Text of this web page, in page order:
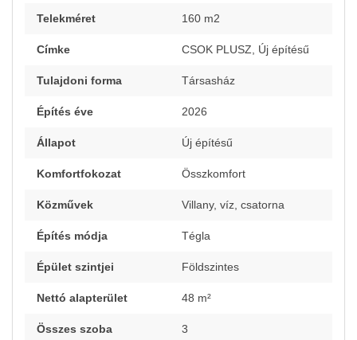
Telekméret 160 m2
Címke CSOK PLUSZ, Új építésű
Tulajdoni forma Társasház
Építés éve 2026
Állapot Új építésű
Komfortfokozat Összkomfort
Közművek Villany, víz, csatorna
Építés módja Tégla
Épület szintjei Földszintes
Nettó alapterület 48 m²
Összes szoba 3